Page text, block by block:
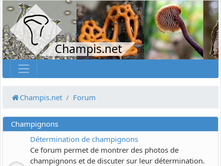
Champis.net
Champis.net Forum
Champignons
Détermination de champignons
Ce forum permet de montrer des photos de
champignons et de discuter sur leur détermination.